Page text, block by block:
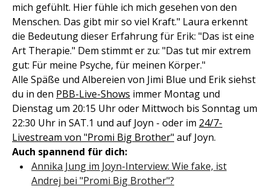
mich gefühlt. Hier fühle ich mich gesehen von den
Menschen. Das gibt mir so viel Kraft." Laura erkennt
die Bedeutung dieser Erfahrung für Erik: "Das ist eine
Art Therapie." Dem stimmt er zu: "Das tut mir extrem
gut: Für meine Psyche, für meinen Körper."
Alle Späße und Albereien von Jimi Blue und Erik siehst
du in den PBB-Live-Shows immer Montag und
Dienstag um 20:15 Uhr oder Mittwoch bis Sonntag um
22:30 Uhr in SAT.1 und auf Joyn - oder im 24/7-
Livestream von "Promi Big Brother" auf Joyn.
Auch spannend für dich:
Annika Jung im Joyn-Interview: Wie fake, ist
Andrej bei "Promi Big Brother"?